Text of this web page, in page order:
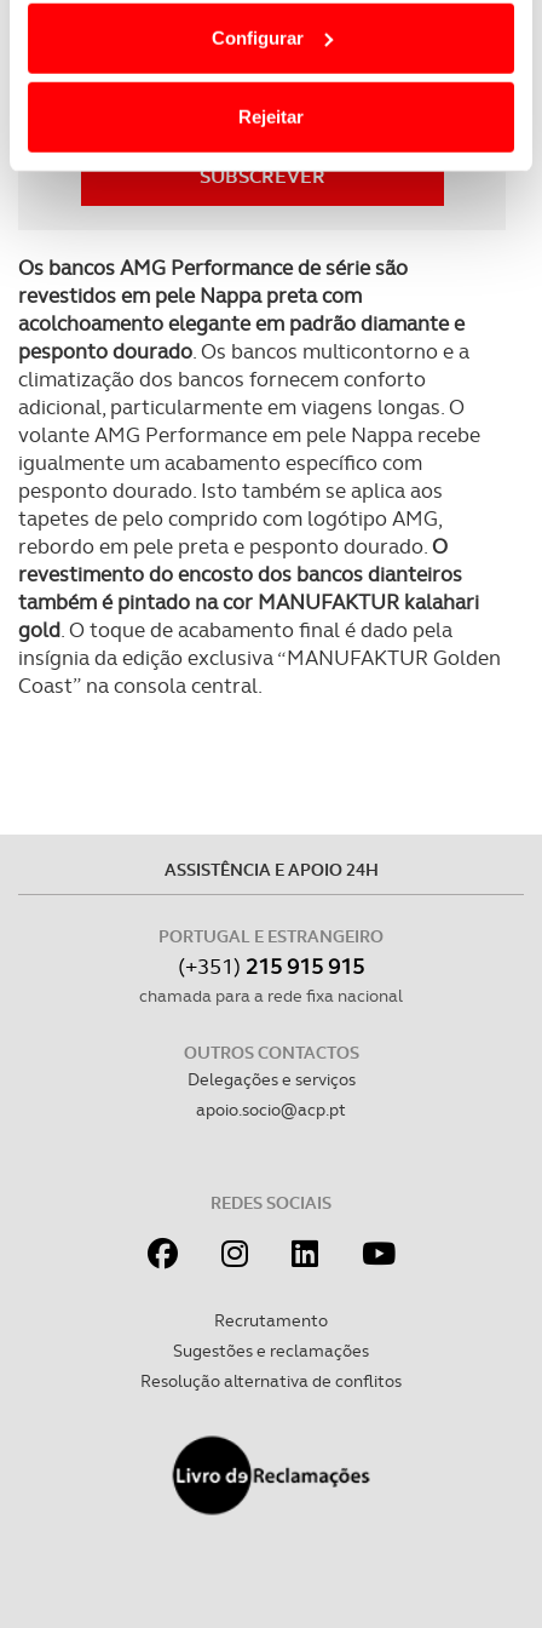
termos e a todo o tempo as suas preferências e limitando
o acesso a informações durante a navegação no
personalizar conteúdos e anúncios, para lhe proporcionar
Adicionalmente partilhamos informação, relativa à sua
utilização do nosso site de publicidade e de análise, com
parceiros e organizações na UE e em países terceiros.
O ACP garantirá que as transferências internacionais de
dados pessoais serão realizadas apenas com o seu
consentimento e quando tal se afigure estritamente
necessário no contexto dos serviços a prestar.
Realçamos que o bloqueio de certo tipo de Cookies e
tecnologias similares pode ter impacto na sua
experiência de navegação no Website e nos serviços
disponibilizados.
Configurar
Rejeitar
Newsletter Revista
Receba as novidades do mundo automóvel e
do universo ACP.
SUBSCREVER
Os bancos AMG Performance de série são
revestidos em pele Nappa preta com
acolchoamento elegante em padrão diamante e
pesponto dourado. Os bancos multicontorno e a
climatização dos bancos fornecem conforto
adicional, particularmente em viagens longas. O
volante AMG Performance em pele Nappa recebe
igualmente um acabamento específico com
pesponto dourado. Isto também se aplica aos
tapetes de pelo comprido com logótipo AMG,
rebordo em pele preta e pesponto dourado.O
revestimento do encosto dos bancos dianteiros
também é pintado na cor MANUFAKTUR kalahari
gold. O toque de acabamento final é dado pela
insígnia da edição exclusiva “MANUFAKTUR Golden
Coast” na consola central.
ASSISTÊNCIA E APOIO 24H
PORTUGAL E ESTRANGEIRO
(+351) 215 915 915
chamada para a rede fixa nacional
OUTROS CONTACTOS
Delegações e serviços
apoio.socio@acp.pt
REDES SOCIAIS
Recrutamento
Sugestões e reclamações
Resolução alternativa de conflitos